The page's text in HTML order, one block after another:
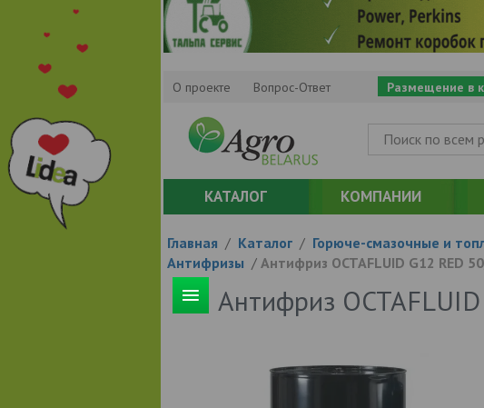
О проекте Вопрос-Ответ Размещение в
КАТАЛОГ КОМПАНИИ
Главная / Каталог / Горюче-смазочные и
Антифризы / Антифриз OCTAFLUID G12 RED
Антифриз